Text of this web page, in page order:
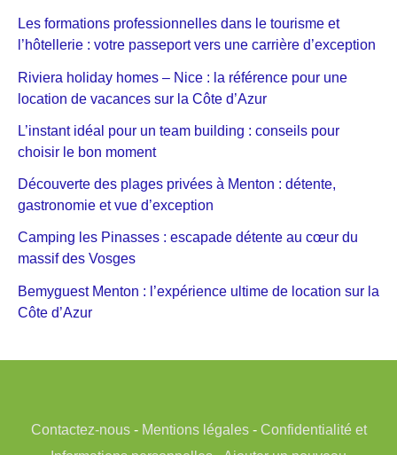
Les formations professionnelles dans le tourisme et
l’hôtellerie : votre passeport vers une carrière d’exception
Riviera holiday homes – Nice : la référence pour une
location de vacances sur la Côte d’Azur
L’instant idéal pour un team building : conseils pour
choisir le bon moment
Découverte des plages privées à Menton : détente,
gastronomie et vue d’exception
Camping les Pinasses : escapade détente au cœur du
massif des Vosges
Bemyguest Menton : l’expérience ultime de location sur la
Côte d’Azur
Contactez-nous- Mentions légales- Confidentialité et